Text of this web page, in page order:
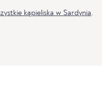
kąpieliska w Sardynia.